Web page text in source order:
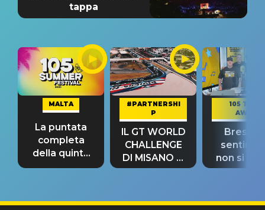
tappa
MALTA
La puntata
completa
della quinta
tappa
#PARTNERSHI
P
IL GT WORLD
CHALLENGE
DI MISANO si
riconferma
105 TAKE
AWAY
Bresh:
non si
fino alla